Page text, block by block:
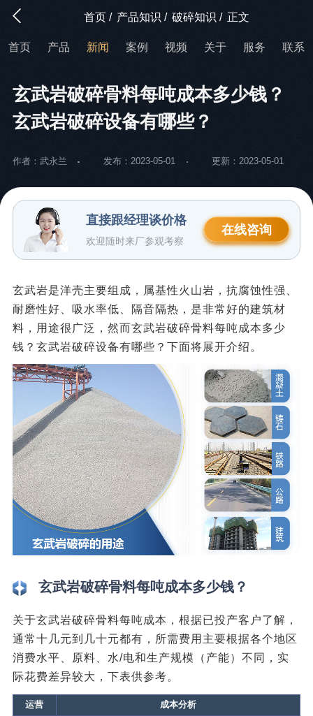
首页 / 产品知识 / 破碎知识 / 正文
首页 产品 新闻 案例 视频 关于 服务 联系
玄武岩破碎骨料每吨成本多少钱？
玄武岩破碎设备有哪些？
作者：武永兰 发布：2023-05-01 更新：2023-05-01
直接跟经理谈价格
欢迎随时来厂参观考察
在线咨询
玄武岩是洋壳主要组成，属基性火山岩，抗腐蚀性强、
耐磨性好、吸水率低、隔音隔热，是非常好的建筑材
料，用途很广泛，然而玄武岩破碎骨料每吨成本多少
钱？玄武岩破碎设备有哪些？下面将展开介绍。
玄武岩破碎骨料每吨成本多少钱？
关于玄武岩破碎骨料每吨成本，根据已投产客户了解，
通常十几元到几十元都有，所需费用主要根据各个地区
消费水平、原料、水/电和生产规模（产能）不同，实
际花费差异较大，下表供参考。
运营 成本分析